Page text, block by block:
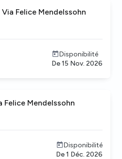
Felice Mendelssohn
Disponibilité
De15 Nov. 2026
Felice Mendelssohn
Disponibilité
De1 Déc. 2026